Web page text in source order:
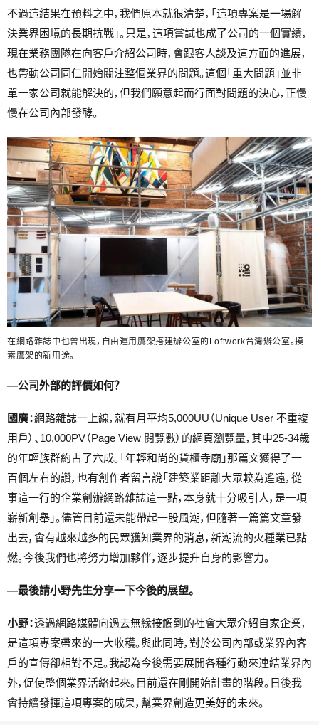
不過這結果在預料之中，我們原本就很清楚，「這項專案是一場解
決業界困境的長期抗戰」。只是，這項嘗試也成了公司的一個實績，
現在業務團隊在向客戶介紹公司時，會跟客人談及這方面的進展，
也帶動公司同仁開始關注整個業界的問題。這個「重大問題」並非
單一家公司就能解決的，但我們願意起而行面對問題的決心，正慢
慢在公司內部發酵。
在網路雜誌中也曾出現，自由運用鷹架搭建辦公室的Loftwork台灣辦公室。摸
索鷹架的新用途。
―公司外部的評價如何？
國廣：網路雜誌一上線，就有月平均5,000UU（Unique User 不重複
用戶）、10,000PV（Page View 閱覽數）的網頁瀏覽量，其中25-34歲
的年輕族群約占了六成。「年輕和尚的貨櫃寺廟」那篇文獲得了一
百個左右的讚，也有創作者留言說「建築業距離大眾較為遙遠，從
事這一行的企業創辦網路雜誌這一點，本身就十分吸引人，是一項
嶄新創舉」。儘管目前還未能帶起一股風潮，但隨著一篇篇文章發
出去，會有越來越多的民眾獲知業界的消息，新潮流的火種業已點
燃。今後我們也將努力增加夥伴，逐步提升自身的影響力。
―最後請小野先生分享一下今後的展望。
小野：透過網路媒體向過去無緣接觸到的社會大眾介紹自家企業，
是這項專案帶來的一大收穫。與此同時，對於公司內部或業界內客
戶的宣傳卻相對不足。我認為今後需要展開各種行動來連結業界內
外，促使整個業界活絡起來。目前還在剛開始計畫的階段。日後我
會持續發揮這項專案的成果，幫業界創造更美好的未來。